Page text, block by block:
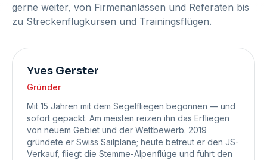
gerne weiter, von Firmenanlässen und Referaten bis
zu Streckenflugkursen und Trainingsflügen.
Yves Gerster
Gründer
Mit 15 Jahren mit dem Segelfliegen begonnen — und
sofort gepackt. Am meisten reizen ihn das Erfliegen
von neuem Gebiet und der Wettbewerb. 2019
gründete er Swiss Sailplane; heute betreut er den JS-
Verkauf, fliegt die Stemme-Alpenflüge und führt den